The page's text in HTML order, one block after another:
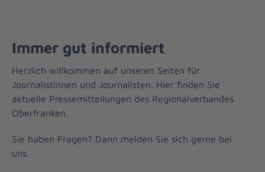
Immer gut informiert
Herzlich willkommen auf unseren Seiten für
Journalistinnen und Journalisten. Hier finden Sie
aktuelle Pressemitteilungen des Regionalverbandes
Oberfranken.
Sie haben Fragen? Dann melden Sie sich gerne bei
uns.